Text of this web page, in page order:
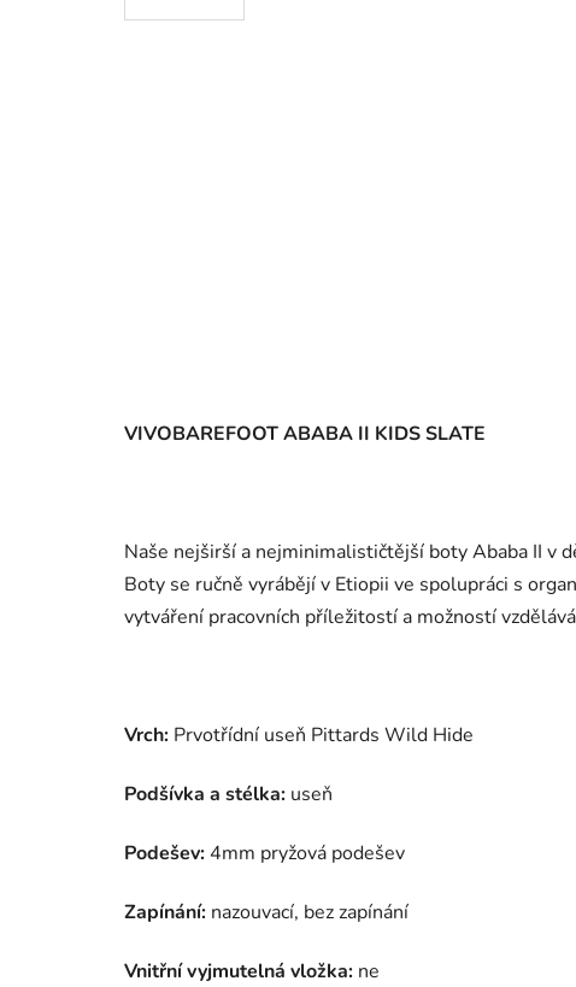
VIVOBAREFOOT ABABA II KIDS SLATE
Naše nejširší a nejminimalističtější boty Ababa II v
Boty se ručně vyrábějí v Etiopii ve spolupráci s
vytváření pracovních příležitostí a možností
Vrch: Prvotřídní useň Pittards Wild Hide
Podšívka a stélka: useň
Podešev: 4mm pryžová podešev
Zapínání: nazouvací, bez zapínání
Vnitřní vyjmutelná vložka: ne